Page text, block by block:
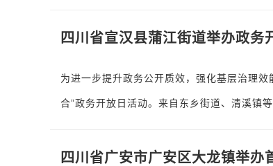
四川省宣汉县蒲江街道举办政务
为进一步提升政务公开质效，强化基层治理
合”政务开放日活动。来自东乡街道、清溪镇
四川省广安市广安区大龙镇举办